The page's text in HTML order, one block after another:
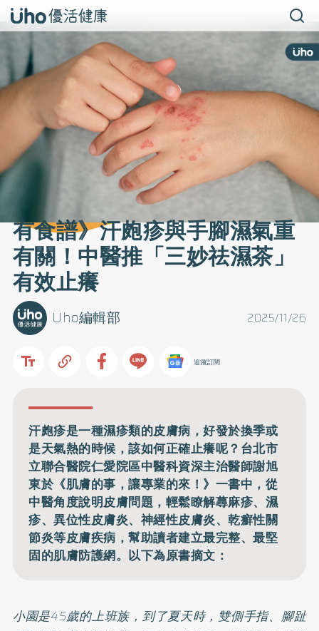
有食譜》汗皰疹與手腳濕氣重
有關！中醫推「三妙祛濕茶」
有效止癢
2025/11/26
Uho編輯部
追蹤訂閱
汗皰疹是一種濕疹類的皮膚病，好發於換季或
是天氣熱的時候，該如何正確止癢呢？台北市
立聯合醫院仁愛院區中醫科資深主治醫師謝旭
東於《肌膚的事，讓專業的來！》一書中，從
中醫角度說明皮膚問題，輕鬆瞭解蕁麻疹、濕
疹、異位性皮膚炎、神經性皮膚炎、乾癬性關
節炎等皮膚疾病，幫助讀者建立最完整、最堅
固的肌膚防護網。以下為原書摘文：
小園是45歲的上班族，到了夏天時，雙側手指、腳趾